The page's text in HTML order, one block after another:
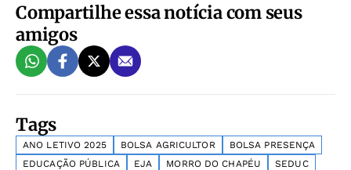
Compartilhe essa notícia com seus
amigos
Tags
ANO LETIVO 2025 BOLSA AGRICULTOR
BOLSA PRESENÇA
EDUCAÇÃO PÚBLICA
EJA MORRO DO CHAPÉU
SEDUC